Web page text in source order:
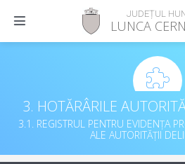
JUDEȚUL
LUNCA
3. HOTĂRÂRILE
3.1. REGISTRUL PENTRU EVIDENȚA
ALE AUTORITĂȚII